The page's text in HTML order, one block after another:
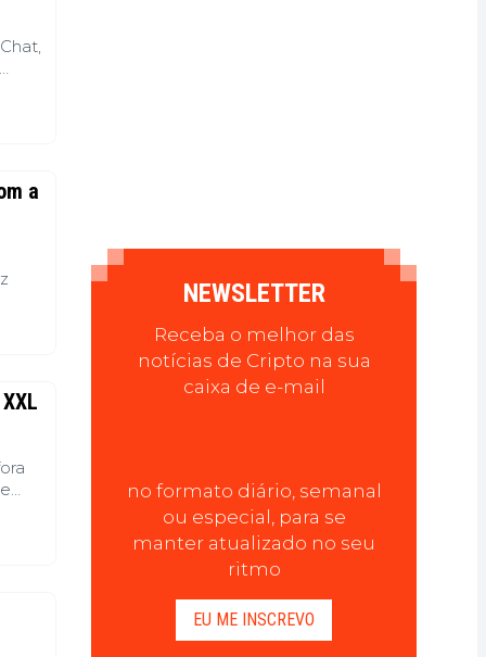
a
NEWSLETTER
Receba o melhor das
notícias de Cripto na sua
caixa de e-mail
no formato diário, semanal
ou especial, para se
manter atualizado no seu
ritmo
EU ME INSCREVO